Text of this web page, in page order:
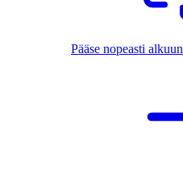
Pääse nopeasti alkuun